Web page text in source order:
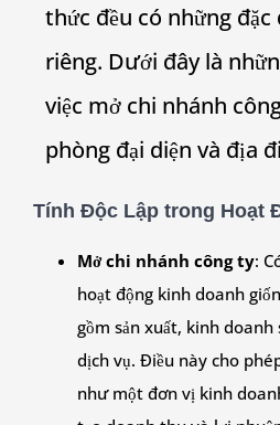
thức đều có những
riêng. Dưới đây là
việc mở chi nhánh
phòng đại diện và địa
Tính Độc Lập trong Hoạt
Mở chi nhánh công ty:
hoạt động kinh doanh
gồm sản xuất, kinh doanh
dịch vụ. Điều này cho
như một đơn vị kinh